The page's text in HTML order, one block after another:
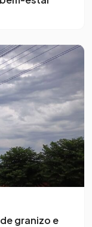
granizo e